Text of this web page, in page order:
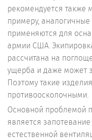
рекомендуется
примеру,
применяются для
армии США.
рассчитана на
ущерба и даже может
Поэтому такие
противоосколочными.
Основной проблемой
является запотевание
естественной